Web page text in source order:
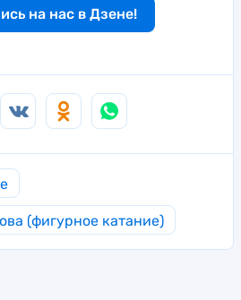
на нас в Дзене!
(фигурное катание)